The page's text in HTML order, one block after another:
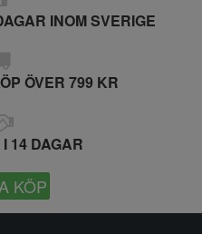
INOM SVERIGE
ÖVER 799 KR
14 DAGAR
KÖP